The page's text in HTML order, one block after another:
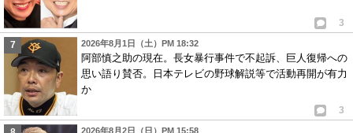
3
2026年8月1日（土）PM 18:32
阿部慎之助の現在。長女暴行事件で不起訴、巨人復帰への
思い語り賛否。日本テレビの野球解説等で活動再開が有力
か
3
2026年8月2日（日）PM 15:58